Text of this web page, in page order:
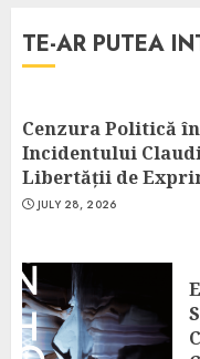
TE-AR PUTEA
Cenzura Politică
Incidentului
Libertății de
JULY 28, 2026